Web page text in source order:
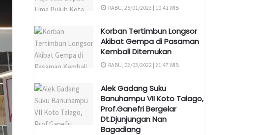
RABU, 25/01/2023 | 10:41 WIB
Korban Tertimbun Longsor
Akibat Gempa di Pasaman
Kembali Ditemukan
RABU, 02/03/2022 | 21:47 WIB
Alek Gadang Suku
Banuhampu VII Koto Talago,
Prof.Ganefri Bergelar
Dt.Djunjungan Nan
Bagadiang